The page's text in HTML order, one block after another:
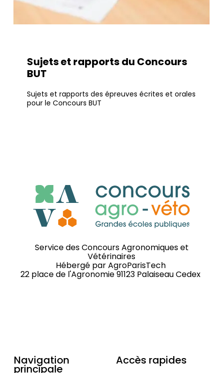
Sujets et rapports du Concours
BUT
Sujets et rapports des épreuves écrites et orales
pour le Concours BUT
Service des Concours Agronomiques et
Vétérinaires
Hébergé parAgroParisTech
22 place de l'Agronomie 91123 Palaiseau Cedex
Navigation
principale
Accès rapides